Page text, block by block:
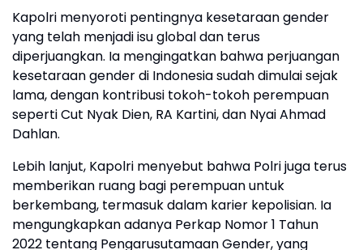
Kapolri menyoroti pentingnya kesetaraan gender
yang telah menjadi isu global dan terus
diperjuangkan. Ia mengingatkan bahwa perjuangan
kesetaraan gender di Indonesia sudah dimulai sejak
lama, dengan kontribusi tokoh-tokoh perempuan
seperti Cut Nyak Dien, RA Kartini, dan Nyai Ahmad
Dahlan.
Lebih lanjut, Kapolri menyebut bahwa Polri juga terus
memberikan ruang bagi perempuan untuk
berkembang, termasuk dalam karier kepolisian. Ia
mengungkapkan adanya Perkap Nomor 1 Tahun
2022 tentang Pengarusutamaan Gender, yang